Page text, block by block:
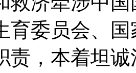
育委员会、
责，本着坦